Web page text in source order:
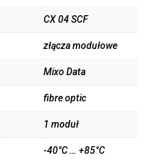
CX 04 SCF
złącza modułowe
Mixo Data
fibre optic
1 moduł
-40°C … +85°C